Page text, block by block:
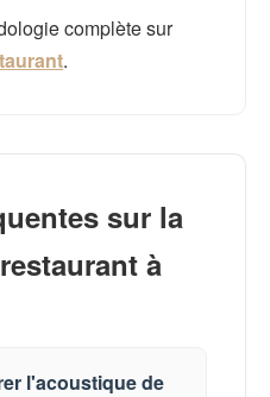
complète sur
.
sur la
à
l'acoustique de